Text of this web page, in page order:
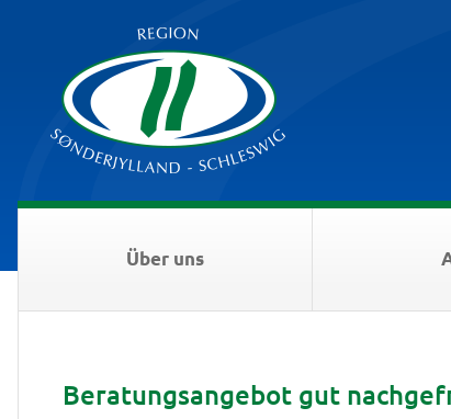
Über uns
Beratungsangebot gut